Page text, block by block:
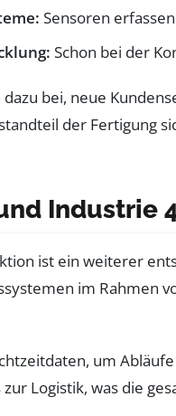
Sensoren
Schon bei der
bei, neue
der Fertigung
Industrie
ist ein weiterer
im Rahmen
um
zur Logistik, was die